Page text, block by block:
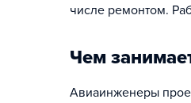
числе ремонтом.
Чем
Авиаинженеры